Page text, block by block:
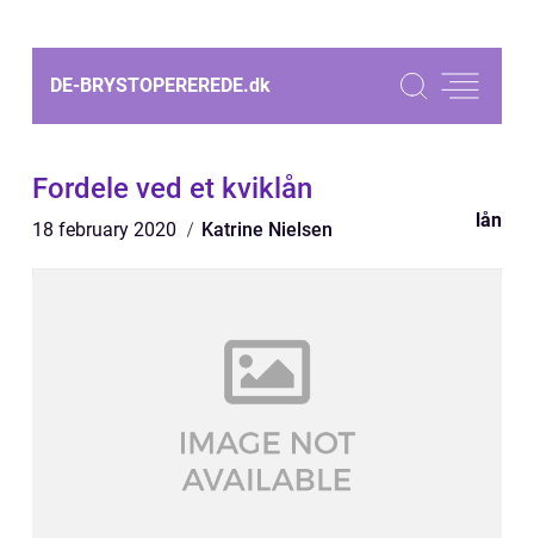
DE-BRYSTOPEREREDE.dk
Fordele ved et kviklån
18 february 2020 Katrine Nielsen lån